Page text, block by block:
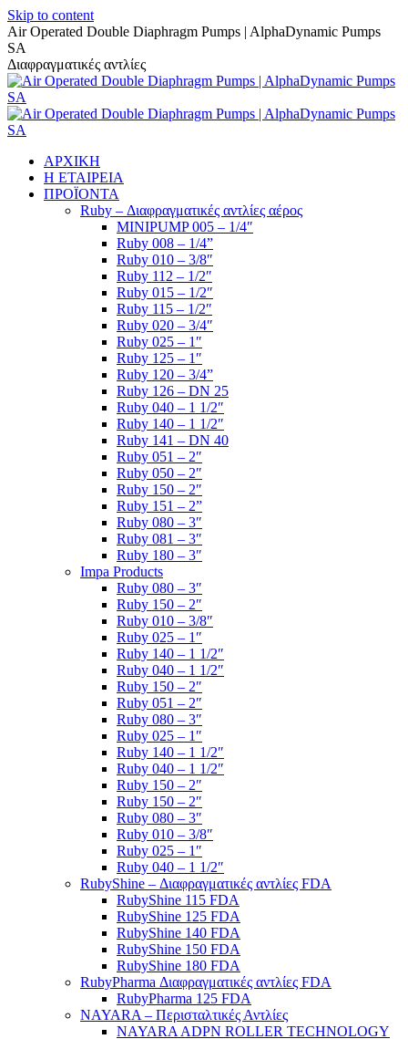
Skip to content
Air Operated Double Diaphragm Pumps | AlphaDynamic Pumps
SA
Διαφραγματικές αντλίες
ΑΡΧΙΚΗ
Η ΕΤΑΙΡΕΙΑ
ΠΡΟΪΟΝΤΑ
Ruby – Διαφραγματικές αντλίες αέρος
MINIPUMP 005 – 1/4″
Ruby 008 – 1/4”
Ruby 010 – 3/8″
Ruby 112 – 1/2″
Ruby 015 – 1/2″
Ruby 115 – 1/2″
Ruby 020 – 3/4″
Ruby 025 – 1″
Ruby 125 – 1″
Ruby 120 – 3/4”
Ruby 126 – DN 25
Ruby 040 – 1 1/2″
Ruby 140 – 1 1/2″
Ruby 141 – DN 40
Ruby 051 – 2″
Ruby 050 – 2″
Ruby 150 – 2″
Ruby 151 – 2”
Ruby 080 – 3″
Ruby 081 – 3″
Ruby 180 – 3″
Impa Products
Ruby 080 – 3″
Ruby 150 – 2″
Ruby 010 – 3/8″
Ruby 025 – 1″
Ruby 140 – 1 1/2″
Ruby 040 – 1 1/2″
Ruby 150 – 2″
Ruby 051 – 2″
Ruby 080 – 3″
Ruby 025 – 1″
Ruby 140 – 1 1/2″
Ruby 040 – 1 1/2″
Ruby 150 – 2″
Ruby 150 – 2″
Ruby 080 – 3″
Ruby 010 – 3/8″
Ruby 025 – 1″
Ruby 040 – 1 1/2″
RubyShine – Διαφραγματικές αντλίες FDA
RubyShine 115 FDA
RubyShine 125 FDA
RubyShine 140 FDA
RubyShine 150 FDA
RubyShine 180 FDA
RubyPharma Διαφραγματικές αντλίες FDA
RubyPharma 125 FDA
NAYARA – Περισταλτικές Αντλίες
NAYARA ADPN ROLLER TECHNOLOGY